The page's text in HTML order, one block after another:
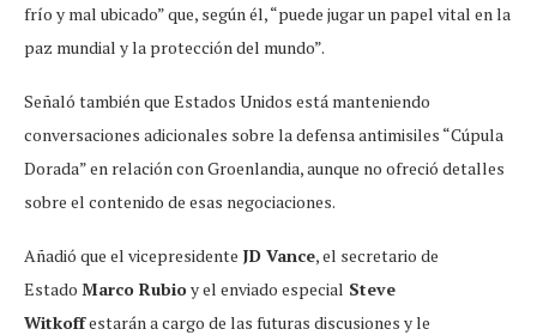
frío y mal ubicado” que, según él, “puede jugar un papel vital en la
paz mundial y la protección del mundo”.
Señaló también que Estados Unidos está manteniendo
conversaciones adicionales sobre la defensa antimisiles “Cúpula
Dorada” en relación con Groenlandia, aunque no ofreció detalles
sobre el contenido de esas negociaciones.
Añadió que el vicepresidente JD Vance, el secretario de
Estado Marco Rubioy el enviado especial Steve
Witkoffestarán a cargo de las futuras discusiones y le